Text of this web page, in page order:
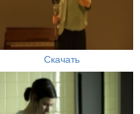
Скачать